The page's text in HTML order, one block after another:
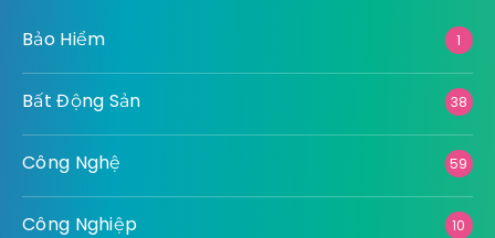
Bảo Hiểm 1
Bất Động Sản 38
Công Nghệ 59
Công Nghiệp 10